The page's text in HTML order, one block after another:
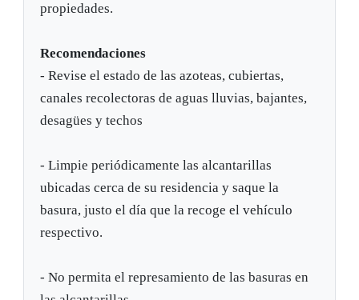
propiedades.
Recomendaciones
- Revise el estado de las azoteas, cubiertas,
canales recolectoras de aguas lluvias, bajantes,
desagües y techos
- Limpie periódicamente las alcantarillas
ubicadas cerca de su residencia y saque la
basura, justo el día que la recoge el vehículo
respectivo.
- No permita el represamiento de las basuras en